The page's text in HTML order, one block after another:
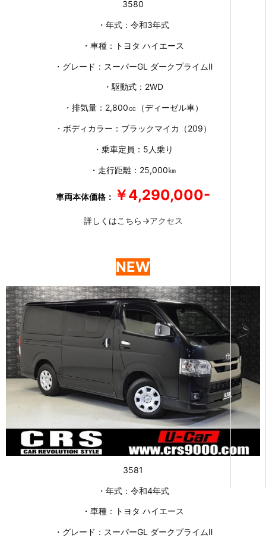
3580
・年式：令和3年式
・車種：トヨタ ハイエース
・グレード：スーパーGL ダークプライムⅡ
・駆動式：2WD
・排気量：2,800㏄（ディーゼル車）
・ボディカラー：ブラックマイカ（209）
・乗車定員：5人乗り
・走行距離：25,000㎞
車両本体価格： ￥4,290,000-
詳しくはこちら→アクセス
NEW
3581
・年式：令和4年式
・車種：トヨタ ハイエース
・グレード：スーパーGL ダークプライムⅡ